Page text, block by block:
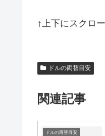
↑上下にスクロ
ドルの両替目安
関連記事
ドルの両替目安